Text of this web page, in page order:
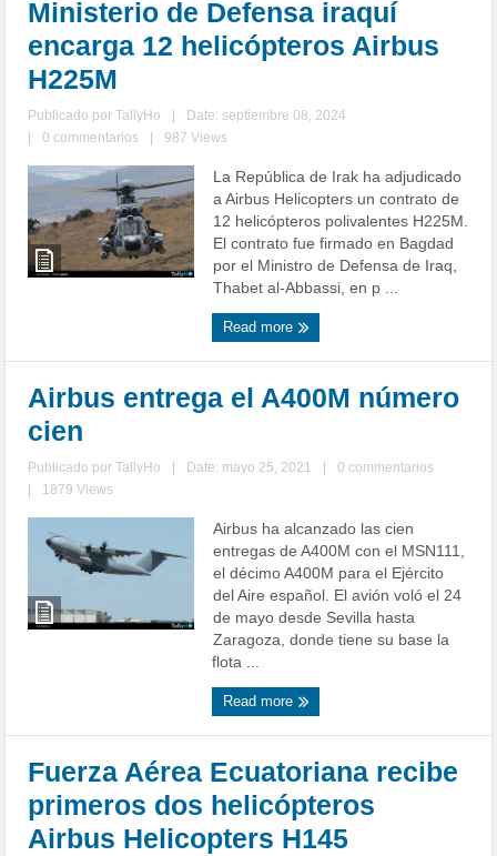
Ministerio de Defensa iraquí
encarga 12 helicópteros Airbus
H225M
Publicado porTallyHo
Date: septiembre 08, 2024
0 commentarios 987 Views
La República de Irak ha adjudicado
a Airbus Helicopters un contrato de
12 helicópteros polivalentes H225M.
El contrato fue firmado en Bagdad
por el Ministro de Defensa de Iraq,
Thabet al-Abbassi, en p ...
Read more
Airbus entrega el A400M número
cien
Publicado porTallyHo Date: mayo 25, 2021
0 commentarios
1879 Views
Airbus ha alcanzado las cien
entregas de A400M con el MSN111,
el décimo A400M para el Ejército
del Aire español. El avión voló el 24
de mayo desde Sevilla hasta
Zaragoza, donde tiene su base la
flota ...
Read more
Fuerza Aérea Ecuatoriana recibe
primeros dos helicópteros
Airbus Helicopters H145